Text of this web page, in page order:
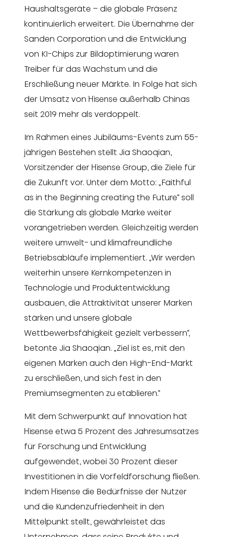
Haushaltsgeräte – die globale Präsenz
kontinuierlich erweitert. Die Übernahme der
Sanden Corporation und die Entwicklung
von KI-Chips zur Bildoptimierung waren
Treiber für das Wachstum und die
Erschließung neuer Märkte. In Folge hat sich
der Umsatz von Hisense außerhalb Chinas
seit 2019 mehr als verdoppelt.
Im Rahmen eines Jubiläums-Events zum 55-
jährigen Bestehen stellt Jia Shaoqian,
Vorsitzender der Hisense Group, die Ziele für
die Zukunft vor. Unter dem Motto: „Faithful
as in the Beginning creating the Future“ soll
die Stärkung als globale Marke weiter
vorangetrieben werden. Gleichzeitig werden
weitere umwelt- und klimafreundliche
Betriebsabläufe implementiert. „Wir werden
weiterhin unsere Kernkompetenzen in
Technologie und Produktentwicklung
ausbauen, die Attraktivität unserer Marken
stärken und unsere globale
Wettbewerbsfähigkeit gezielt verbessern“,
betonte Jia Shaoqian. „Ziel ist es, mit den
eigenen Marken auch den High-End-Markt
zu erschließen, und sich fest in den
Premiumsegmenten zu etablieren.“
Mit dem Schwerpunkt auf Innovation hat
Hisense etwa 5 Prozent des Jahresumsatzes
für Forschung und Entwicklung
aufgewendet, wobei 30 Prozent dieser
Investitionen in die Vorfeldforschung fließen.
Indem Hisense die Bedürfnisse der Nutzer
und die Kundenzufriedenheit in den
Mittelpunkt stellt, gewährleistet das